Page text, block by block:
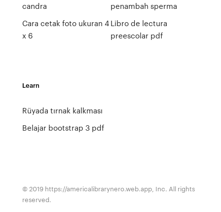
candra
Cara cetak foto ukuran 4
x 6
penambah sperma
Libro de lectura
preescolar pdf
Learn
Rüyada tırnak kalkması
Belajar bootstrap 3 pdf
© 2019 https://americalibrarynero.web.app, Inc. All rights
reserved.